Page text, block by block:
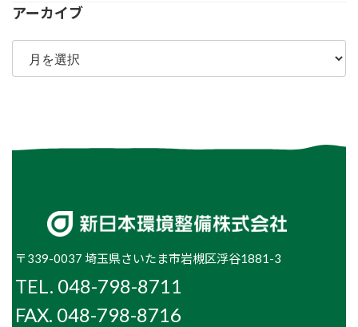
アーカイブ
ア
カ
〒339-0037 埼玉県さいたま市岩槻区浮谷1881-3
TEL. 048-798-8711
FAX. 048-798-8716